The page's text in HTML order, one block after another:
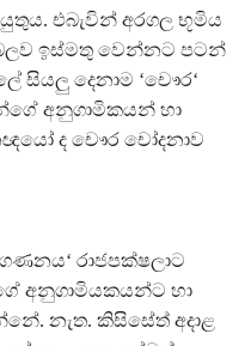
එබැවින් අරගල භූමිය
ඉස්මතු වෙන්නට පටන්
සියලු දෙනාම ‘චෞර‘
අනුගාමිකයන් හා
ද චෞර චෝදනාව
රාජපක්ෂලාට
අනුගාමියකයන්ට හා
නැත. කිසිසේත් අදාළ